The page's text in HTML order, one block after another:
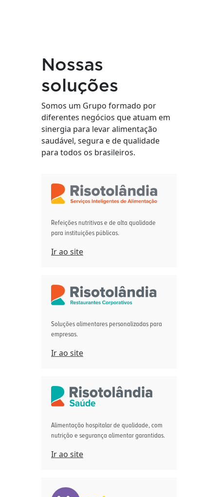
Nossas
soluções
Somos um Grupo formado por
diferentes negócios que atuam em
sinergia para levar alimentação
saudável, segura e de qualidade
para todos os brasileiros.
Refeições nutritivas e de alta qualidade
para instituições públicas.
Ir ao site
Soluções alimentares personalizadas para
empresas.
Ir ao site
Alimentação hospitalar de qualidade, com
nutrição e segurança alimentar garantidas.
Ir ao site